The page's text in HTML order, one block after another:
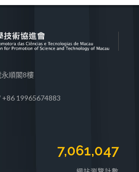
順閣8樓
+86 19965674883
7,061,047